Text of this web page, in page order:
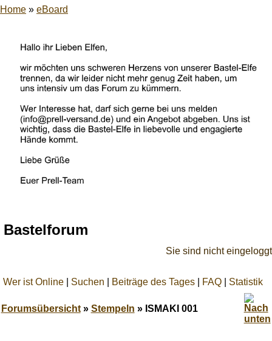
Home » eBoard
Bastelforum
Sie sind nicht eingeloggt
Wer ist Online Suchen Beiträge des Tages FAQ Statistik
Forumsübersicht» Stempeln » ISMAKI 001